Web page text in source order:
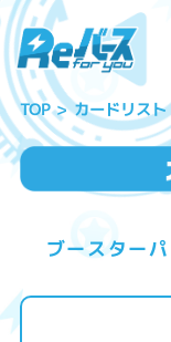
TOP カードリスト
ブースター